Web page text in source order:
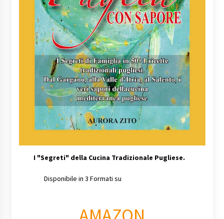
I "Segreti" della Cucina Tradizionale Pugliese.
Disponibile in 3 Formati su